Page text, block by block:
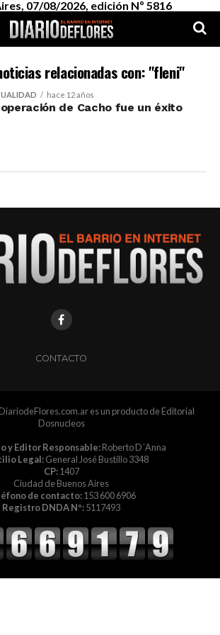
07/08/2026, edición Nº 5816
relacionadas con: "fleni"
hace 12 años
de Cacho fue un éxito
CONTACTO
es un producto de Editorial
Dosnucleos
y Editor Responsable:Roberto D´Anna
Legal:General José Bustillo 3348
CP:1407
Ciudad de Buenos Aires
de contacto:153 600 6906
Registro DNDA Nº:5117493